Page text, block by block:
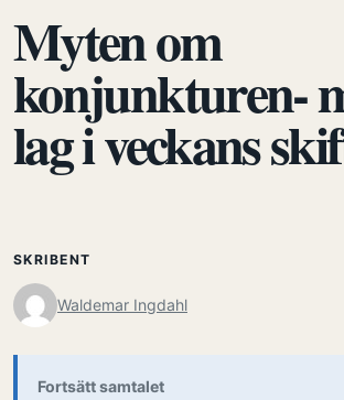
Myten om
konjunkturen-
lag i veckans
SKRIBENT
Waldemar Ingdahl
Fortsätt samtalet